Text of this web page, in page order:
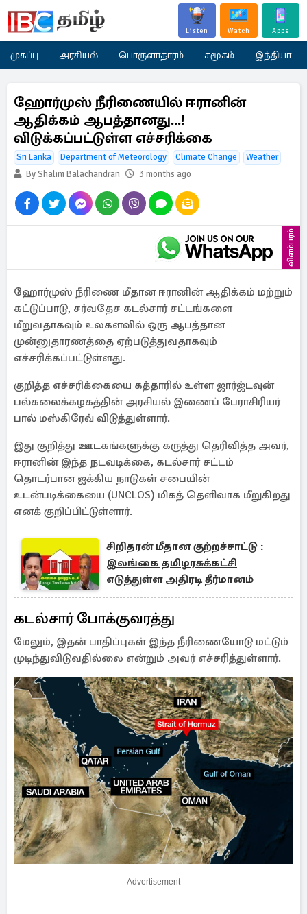
Listen Watch Apps
முகப்பு அரசியல் பொருளாதாரம் சமூகம் இந்தியா
ஹோர்முஸ் நீரிணையில் ஈரானின்
ஆதிக்கம் ஆபத்தானது...!
விடுக்கப்பட்டுள்ள எச்சரிக்கை
Sri Lanka Department of Meteorology Climate Change
Weather
By Shalini Balachandran
3 months ago
விளம்பரம்
ஹோர்முஸ் நீரிணை மீதான ஈரானின் ஆதிக்கம் மற்றும்
கட்டுப்பாடு, சர்வதேச கடல்சார் சட்டங்களை
மீறுவதாகவும் உலகளவில் ஒரு ஆபத்தான
முன்னுதாரணத்தை ஏற்படுத்துவதாகவும்
எச்சரிக்கப்பட்டுள்ளது.
குறித்த எச்சரிக்கையை கத்தாரில் உள்ள ஜார்ஜ்டவுன்
பல்கலைக்கழகத்தின் அரசியல் இணைப் பேராசிரியர்
பால் மஸ்கிரேவ் விடுத்துள்ளார்.
இது குறித்து ஊடகங்களுக்கு கருத்து தெரிவித்த அவர்,
ஈரானின் இந்த நடவடிக்கை, கடல்சார் சட்டம்
தொடர்பான ஐக்கிய நாடுகள் சபையின்
உடன்படிக்கையை (UNCLOS) மிகத் தெளிவாக மீறுகிறது
எனக் குறிப்பிட்டுள்ளார்.
சிறிதரன் மீதான குற்றச்சாட்டு :
இலங்கை தமிழரசுக்கட்சி
எடுத்துள்ள அதிரடி தீர்மானம்
கடல்சார் போக்குவரத்து
மேலும், இதன் பாதிப்புகள் இந்த நீரிணையோடு மட்டும்
முடிந்துவிடுவதில்லை என்றும் அவர் எச்சரித்துள்ளார்.
Advertisement